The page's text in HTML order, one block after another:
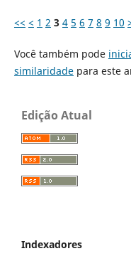
<< < 1 2 3 4 5 6 7 8 9 10
Você também pode
similaridadepara este
Edição Atual
Indexadores